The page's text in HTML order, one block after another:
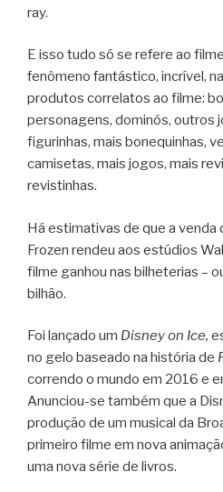
ray.
E isso tudo só se refere ao
fenômeno fantástico, incrível,
produtos correlatos ao filme:
personagens, dominós, outros
figurinhas, mais bonequinhas,
camisetas, mais jogos, mais
revistinhas.
Há estimativas de que a venda
Frozen rendeu aos estúdios
filme ganhou nas bilheterias –
bilhão.
Foi lançado um Disney on Ice,
no gelo baseado na história de
correndo o mundo em 2016 e
Anunciou-se também que a
produção de um musical da
primeiro filme em nova
uma nova série de livros.